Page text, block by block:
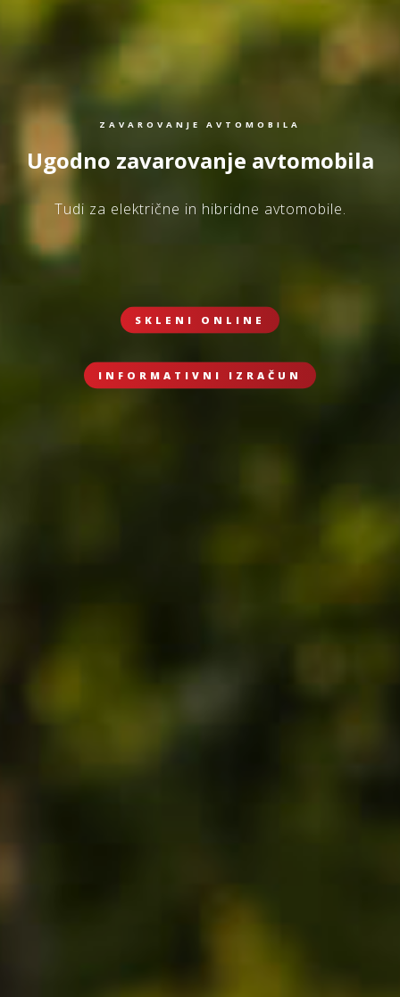
ZAVAROVANJE AVTOMOBILA
Ugodno zavarovanje avtomobila
Tudi za električne in hibridne avtomobile.
SKLENI ONLINE
INFORMATIVNI IZRAČUN